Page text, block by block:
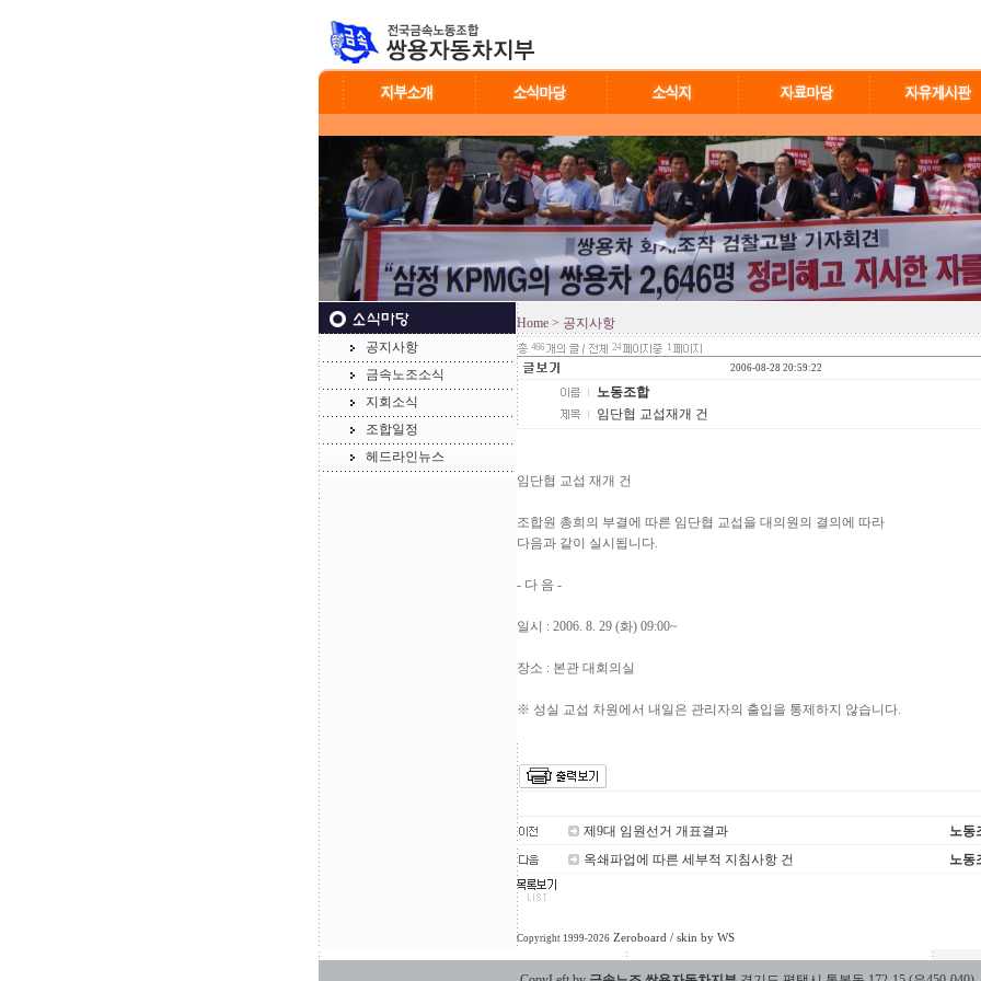
공지사항
금속노조소식
지회소식
조합일정
헤드라인뉴스
Home > 공지사항
466 24
1
2006-08-28 20:59:22
노동조합
임단협 교섭재개 건
임단협 교섭 재개 건
조합원 총희의 부결에 따른 임단협 교섭을 대의원의 결의에 따라
다음과 같이 실시됩니다.
- 다 음 -
일시 : 2006. 8. 29 (화) 09:00~
장소 : 본관 대회의실
※ 성실 교섭 차원에서 내일은 관리자의 출입을 통제하지 않습니다.
제9대 임원선거 개표결과 노동
옥쇄파업에 따른 세부적 지침사항 건 노동
Copyright 1999-2026 Zeroboard / skin by WS